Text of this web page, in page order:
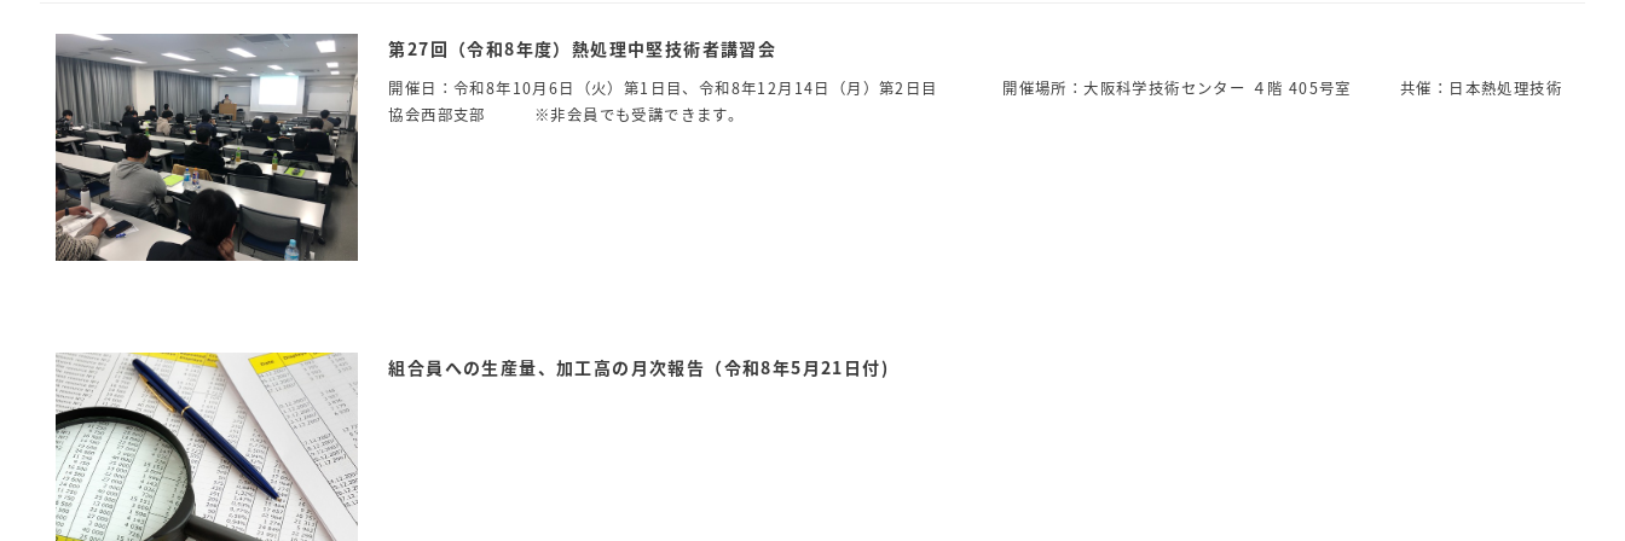
第27回（令和8年度）熱処理中堅技術者講習会
開催日：令和8年10月6日（火）第1日目、令和8年12月14日（月）第2日目 開催場所：大阪科学技術センター ４階 405号室 共催：日本熱処理技術
協会西部支部 ※非会員でも受講できます。
組合員への生産量、加工高の月次報告（令和8年5月21日付)